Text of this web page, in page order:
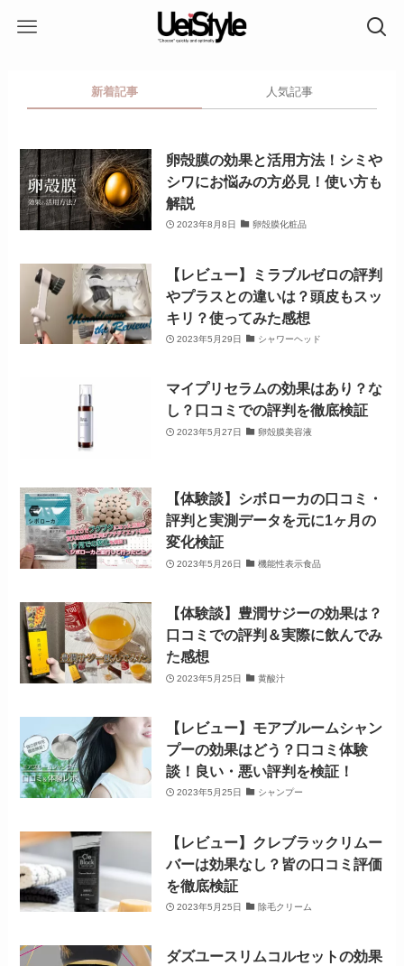
新着記事 人気記事
卵殻膜の効果と活用方法！シミや
シワにお悩みの方必見！使い方も
解説
2023年8月8日 卵殻膜化粧品
【レビュー】ミラブルゼロの評判
やプラスとの違いは？頭皮もスッ
キリ？使ってみた感想
2023年5月29日 シャワーヘッド
マイプリセラムの効果はあり？な
し？口コミでの評判を徹底検証
2023年5月27日 卵殻膜美容液
【体験談】シボローカの口コミ・
評判と実測データを元に1ヶ月の
変化検証
2023年5月26日 機能性表示食品
【体験談】豊潤サジーの効果は？
口コミでの評判＆実際に飲んでみ
た感想
2023年5月25日 黄酸汁
【レビュー】モアブルームシャン
プーの効果はどう？口コミ体験
談！良い・悪い評判を検証！
2023年5月25日 シャンプー
【レビュー】クレブラックリムー
バーは効果なし？皆の口コミ評価
を徹底検証
2023年5月25日 除毛クリーム
ダズユースリムコルセットの効果